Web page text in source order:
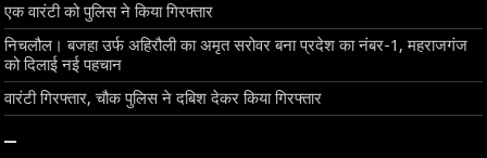
एक वारंटी को पुलिस ने किया गिरफ्तार
निचलौल। बजहा उर्फ अहिरौली का अमृत सरोवर बना प्रदेश का नंबर-1, महराजगंज
को दिलाई नई पहचान
वारंटी गिरफ्तार, चौक पुलिस ने दबिश देकर किया गिरफ्तार
–